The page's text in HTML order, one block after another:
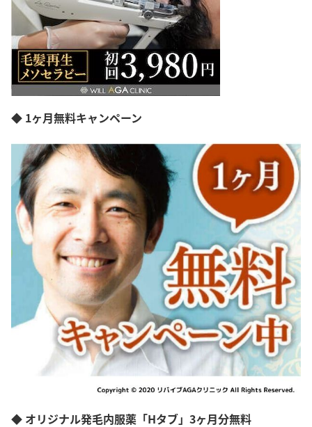
◆ 1ヶ月無料キャンペーン
◆ オリジナル発毛内服薬「Hタブ」3ヶ月分無料